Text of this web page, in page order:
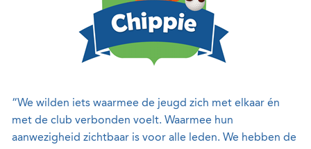
“We wilden iets waarmee de jeugd zich met elkaar én
met de club verbonden voelt. Waarmee hun
aanwezigheid zichtbaar is voor alle leden. We hebben de